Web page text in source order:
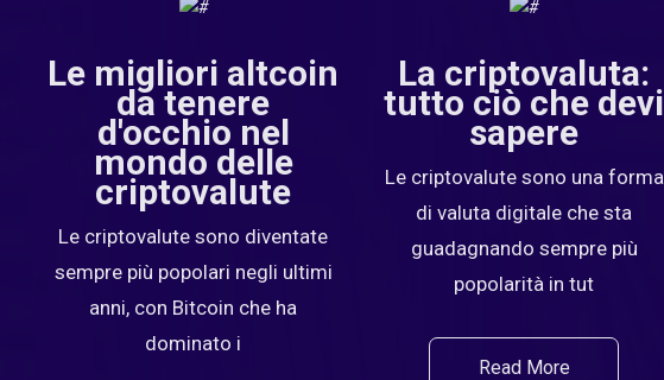
Le migliori altcoin
da tenere
d'occhio nel
mondo delle
criptovalute
Le criptovalute sono diventate
sempre più popolari negli ultimi
anni, con Bitcoin che ha
dominato i
La criptovaluta:
tutto ciò che devi
sapere
Le criptovalute sono una forma
di valuta digitale che sta
guadagnando sempre più
popolarità in tut
Read More